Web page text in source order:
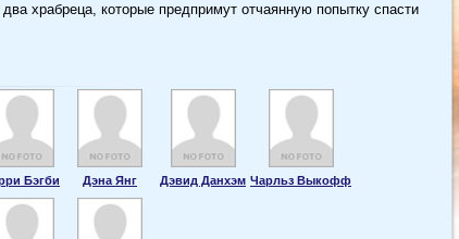
храбреца, которые предпримут отчаянную попытку спасти
Бэгби Дэна Янг Дэвид Данхэм Чарльз Выкофф